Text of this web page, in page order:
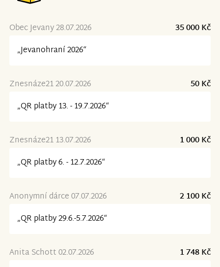
Obec Jevany 28.07.2026
35 000 Kč
„Jevanohraní 2026“
Znesnáze21 20.07.2026
50 Kč
„QR platby 13. - 19.7.2026“
Znesnáze21 13.07.2026
1 000 Kč
„QR platby 6. - 12.7.2026“
Anonymní dárce 07.07.2026
2 100 Kč
„QR platby 29.6.-5.7.2026“
Anita Schott 02.07.2026
1 748 Kč